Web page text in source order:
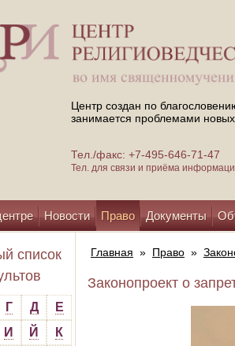
Центр создан по
занимается проблемами новых
Тел./факс: +7-495-646-71-47
Тел. для связи и приёма
Новости Право Документы
список
Г Д
Е
И Й
К
Главная » Право »
Законопроект о